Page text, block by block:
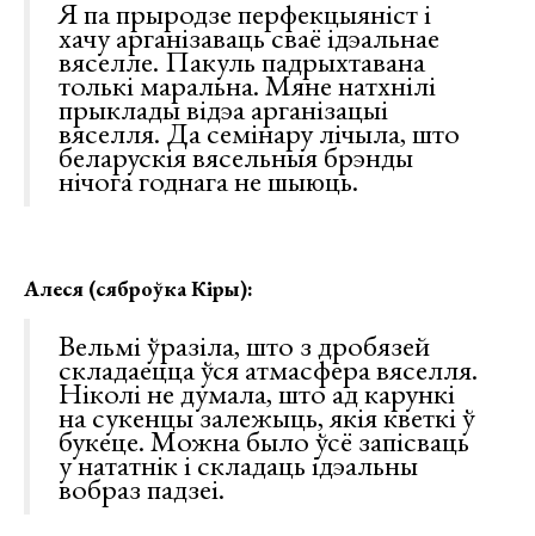
Я па прыродзе перфекцыяніст і
хачу арганізаваць сваё ідэальнае
вяселле. Пакуль падрыхтавана
толькі маральна. Мяне натхнілі
прыклады відэа арганізацыі
вяселля. Да семінару лічыла, што
беларускія вясельныя брэнды
нічога годнага не шыюць.
Алеся (сяброўка Кіры):
Вельмі ўразіла, што з дробязей
складаецца ўся атмасфера вяселля.
Ніколі не думала, што ад карункі
на сукенцы залежыць, якія кветкі ў
букеце. Можна было ўсё запісваць
у нататнік і складаць ідэальны
вобраз падзеі.